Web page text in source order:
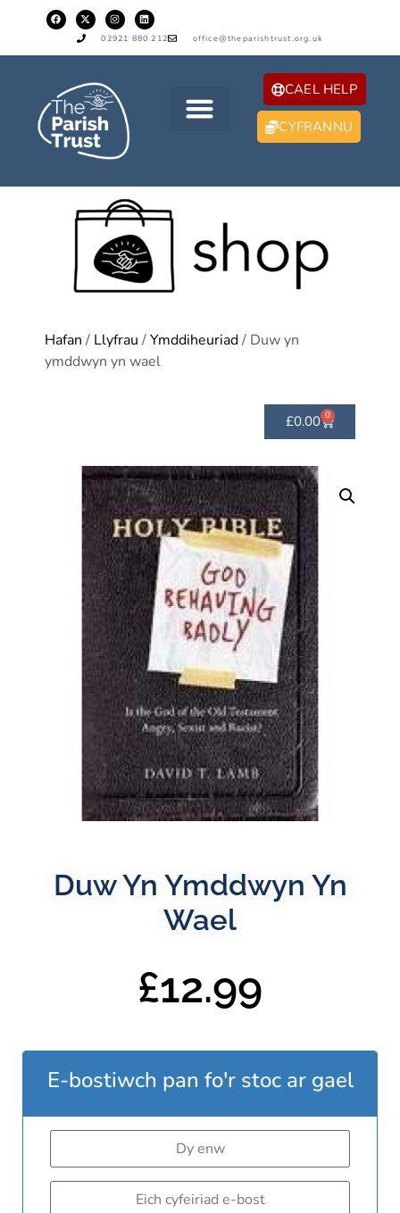
02921 880 212 office@theparishtrust.org.uk
CAEL HELP
CYFRANNU
Hafan / Llyfrau /Ymddiheuriad/ Duw yn
ymddwyn yn wael
£0.00 0
Duw Yn Ymddwyn Yn
Wael
£12.99
E-bostiwch pan fo'r stoc ar gael